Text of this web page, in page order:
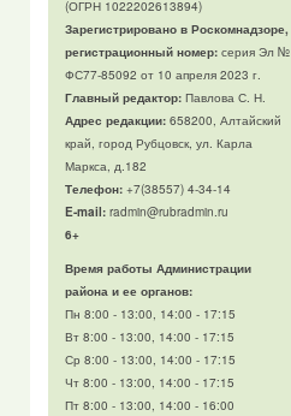
(ОГРН 1022202613894)
Зарегистрировано в Роскомнадзоре,
регистрационный номер:серия Эл №
ФС77-85092 от 10 апреля 2023 г.
Главный редактор:Павлова С. Н.
Адрес редакции:658200, Алтайский
край, город Рубцовск, ул. Карла
Маркса, д.182
Телефон:+7(38557) 4-34-14
E-mail:radmin@rubradmin.ru
6+
Время работы Администрации
района и ее органов:
Пн 8:00 - 13:00, 14:00 - 17:15
Вт 8:00 - 13:00, 14:00 - 17:15
Ср 8:00 - 13:00, 14:00 - 17:15
Чт 8:00 - 13:00, 14:00 - 17:15
Пт 8:00 - 13:00, 14:00 - 16:00